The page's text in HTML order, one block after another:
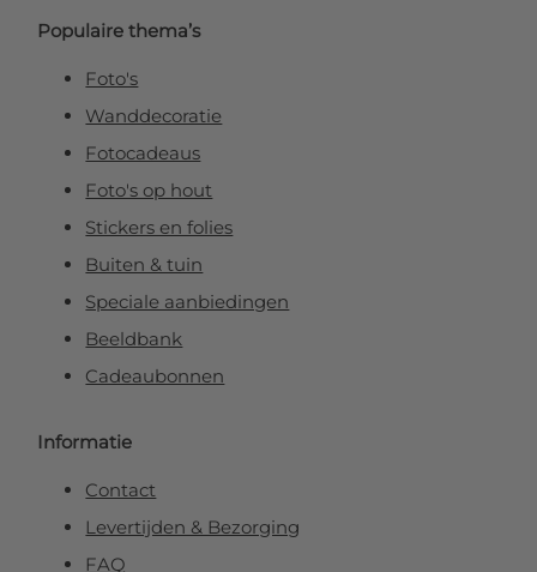
Populaire thema’s
Foto's
Wanddecoratie
Fotocadeaus
Foto's op hout
Stickers en folies
Buiten & tuin
Speciale aanbiedingen
Beeldbank
Cadeaubonnen
Informatie
Contact
Levertijden & Bezorging
FAQ